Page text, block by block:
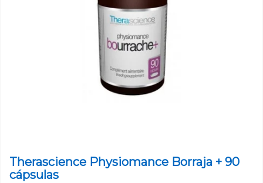
Therascience Physiomance Borraja + 90
cápsulas